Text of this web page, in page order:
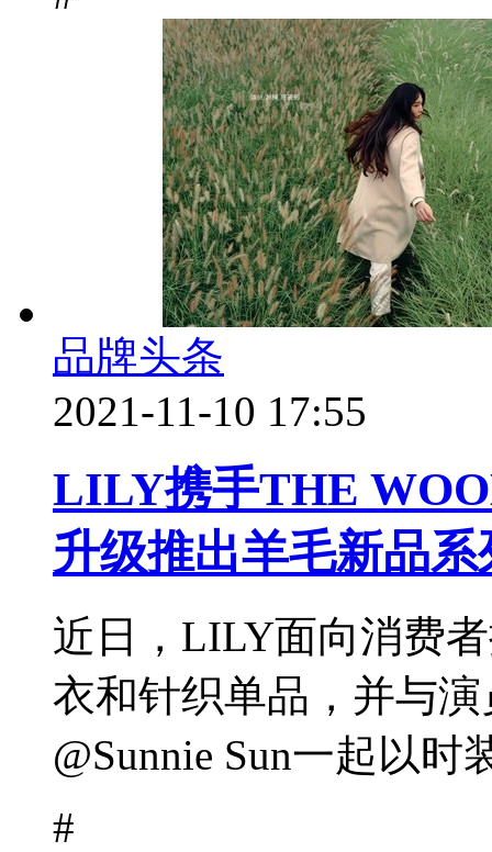
品牌头条
2021-11-10 17:55
LILY携手THE
升级推出羊毛新品系
近日，LILY面向消费
衣和针织单品，并与
@Sunnie Sun一起以时
#